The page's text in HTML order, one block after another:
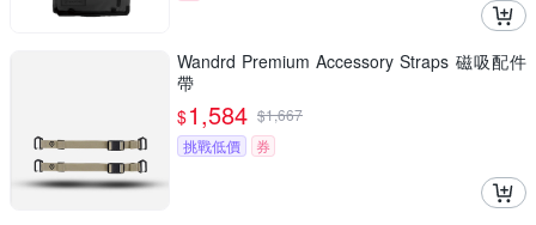
Wandrd Premium Accessory Straps 磁吸配件
帶
$1,584 $1,667
挑戰低價
券